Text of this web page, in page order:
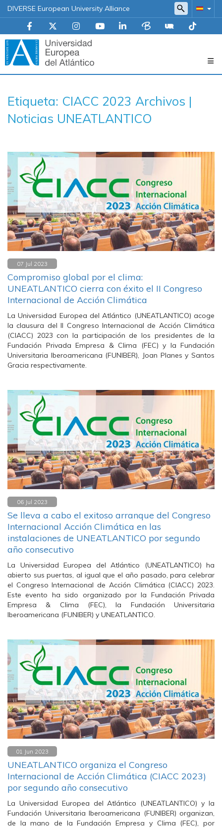
DIVERSE European University Alliance
principal
Etiqueta: CIACC 2023 Archivos |
Noticias UNEATLANTICO
07 Jul 2023
Compromiso global por el clima:
UNEATLANTICO cierra con éxito el II Congreso
Internacional de Acción Climática
La Universidad Europea del Atlántico (UNEATLANTICO) acoge
la clausura del II Congreso Internacional de Acción Climática
(CIACC) 2023 con la participación de los presidentes de la
Fundación Privada Empresa & Clima (FEC) y la Fundación
Universitaria Iberoamericana (FUNIBER), Joan Planes y Santos
Gracia respectivamente.
06 Jul 2023
Se lleva a cabo el exitoso arranque del Congreso
Internacional Acción Climática en las
instalaciones de UNEATLANTICO por segundo
año consecutivo
La Universidad Europea del Atlántico (UNEATLANTICO) ha
abierto sus puertas, al igual que el año pasado, para celebrar
el Congreso Internacional de Acción Climática (CIACC) 2023.
Este evento ha sido organizado por la Fundación Privada
Empresa & Clima (FEC), la Fundación Universitaria
Iberoamericana (FUNIBER) y UNEATLANTICO.
01 Jun 2023
UNEATLANTICO organiza el Congreso
Internacional de Acción Climática (CIACC 2023)
por segundo año consecutivo
La Universidad Europea del Atlántico (UNEATLANTICO) y la
Fundación Universitaria Iberoamericana (FUNIBER) organizan,
de la mano de la Fundación Empresa y Clima (FEC), por